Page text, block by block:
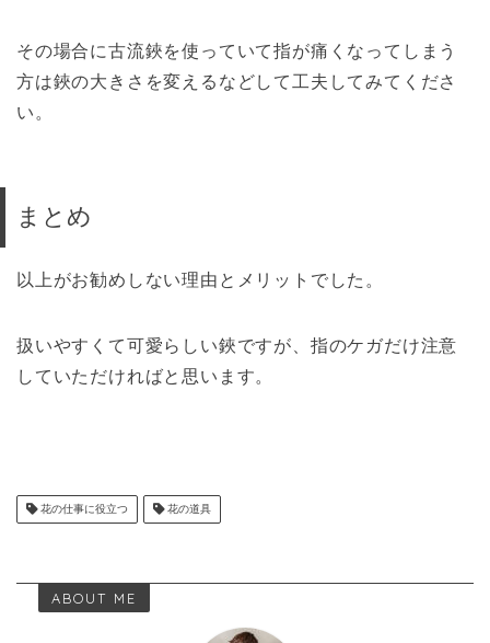
その場合に古流鋏を使っていて指が痛くなってしまう
方は鋏の大きさを変えるなどして工夫してみてくださ
い。
まとめ
以上がお勧めしない理由とメリットでした。
扱いやすくて可愛らしい鋏ですが、指のケガだけ注意
していただければと思います。
花の仕事に役立つ 花の道具
ABOUT ME